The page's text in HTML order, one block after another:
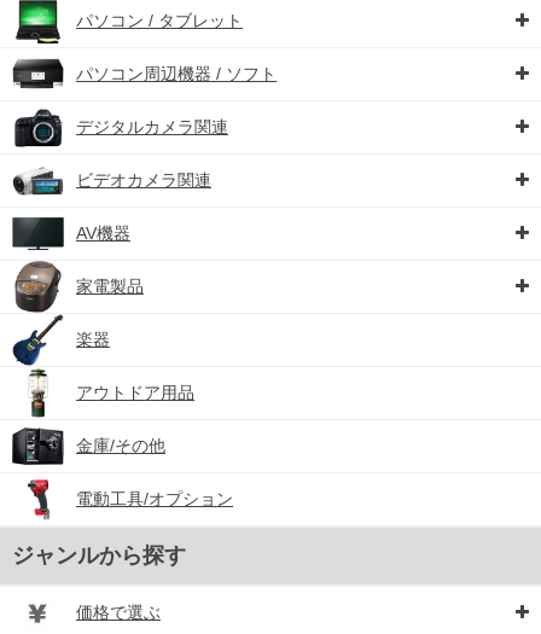
パソコン / タブレット
パソコン周辺機器 / ソフト
デジタルカメラ関連
ビデオカメラ関連
AV機器
家電製品
楽器
アウトドア用品
金庫/その他
電動工具/オプション
ジャンルから探す
価格で選ぶ